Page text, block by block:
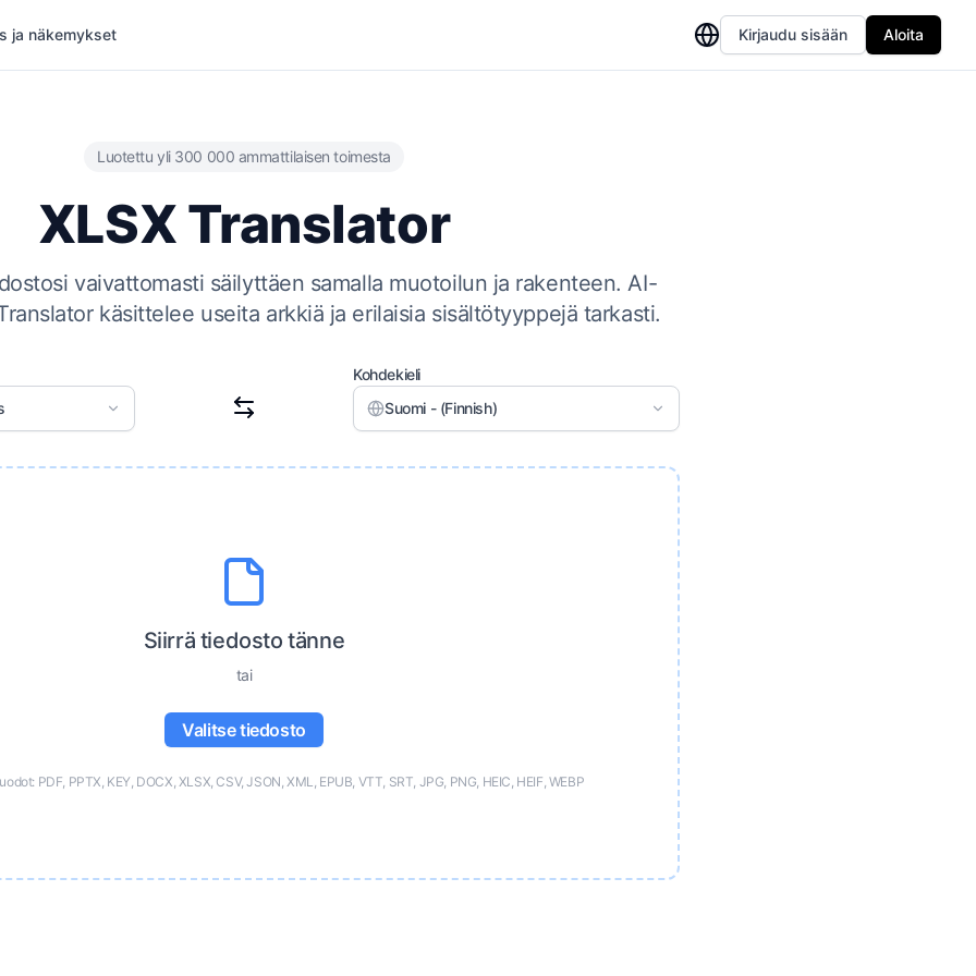
ja näkemykset Kirjaudu sisään Aloita
Luotettu yli 300 000 ammattilaisen toimesta
XLSX Translator
vaivattomasti säilyttäen samalla muotoilun ja rakenteen. AI-
käsittelee useita arkkiä ja erilaisia sisältötyyppejä tarkasti.
Kohdekieli
Suomi - (Finnish)
Siirrä tiedosto tänne
tai
Valitse tiedosto
PDF, PPTX, KEY, DOCX, XLSX, CSV, JSON, XML, EPUB, VTT, SRT, JPG, PNG, HEIC, HEIF, WEBP